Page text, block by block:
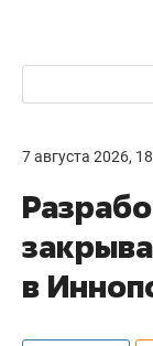
7 августа 2026,
в